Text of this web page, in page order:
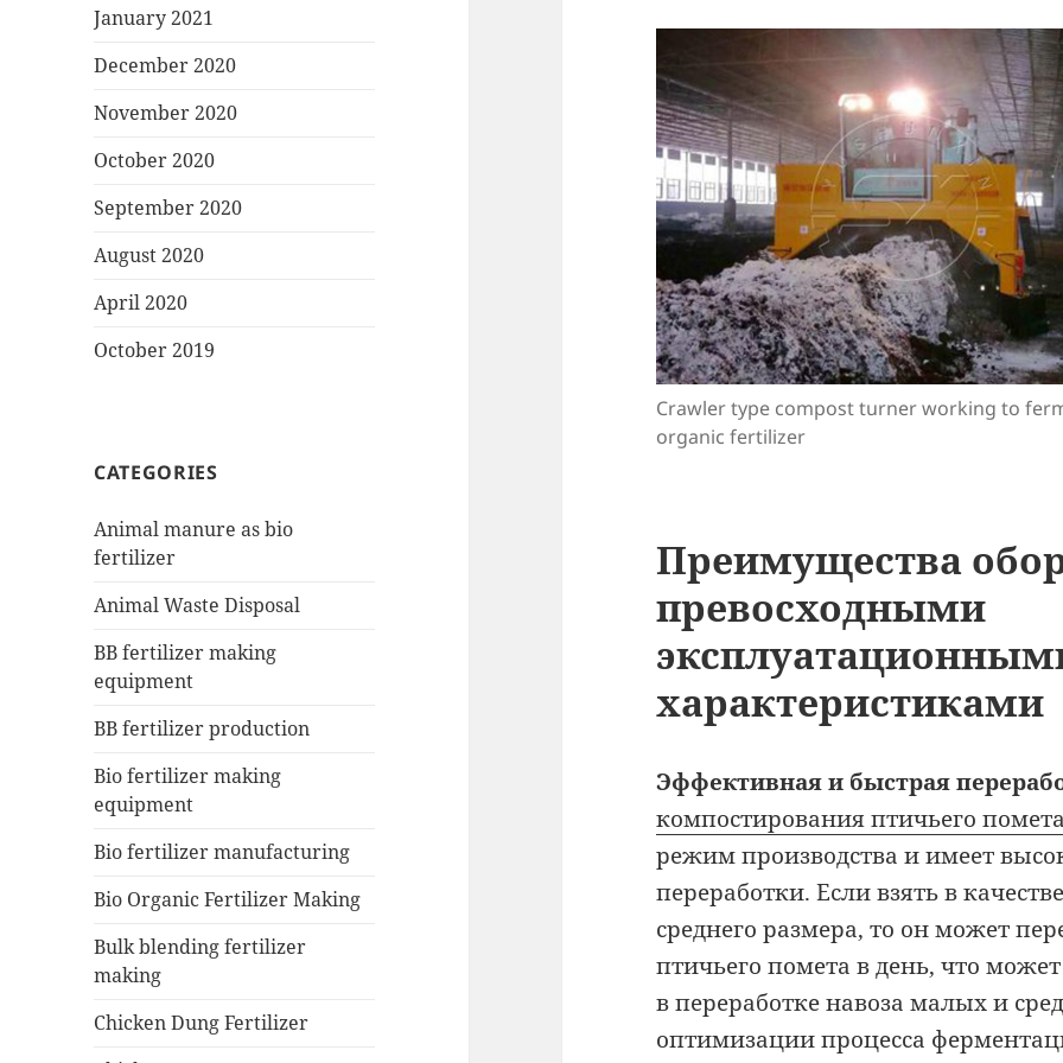
January 2021
December 2020
November 2020
October 2020
September 2020
August 2020
April 2020
October 2019
CATEGORIES
Animal manure as bio
fertilizer
Animal Waste Disposal
BB fertilizer making
equipment
BB fertilizer production
Bio fertilizer making
equipment
Bio fertilizer manufacturing
Bio Organic Fertilizer Making
Bulk blending fertilizer
making
Chicken Dung Fertilizer
Crawler type compost turner working to
organic fertilizer
Преимущества
превосходными
характеристиками
Эффективная и быстрая
компостирования птичьего
режим производства и имеет
переработки. Если взять в
среднего размера, то он может
птичьего помета в день, что
в переработке навоза малых и
оптимизации процесса